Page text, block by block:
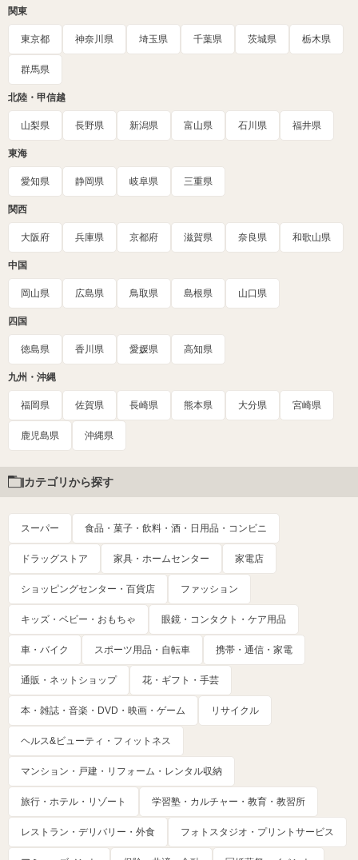
関東
東京都 神奈川県 埼玉県 千葉県 茨城県 栃木県
群馬県
北陸・甲信越
山梨県 長野県 新潟県 富山県 石川県 福井県
東海
愛知県 静岡県 岐阜県 三重県
関西
大阪府 兵庫県 京都府 滋賀県 奈良県 和歌山県
中国
岡山県 広島県 鳥取県 島根県 山口県
四国
徳島県 香川県 愛媛県 高知県
九州・沖縄
福岡県 佐賀県 長崎県 熊本県 大分県 宮崎県
鹿児島県 沖縄県
カテゴリから探す
スーパー 食品・菓子・飲料・酒・日用品・コンビニ
ドラッグストア 家具・ホームセンター 家電店
ショッピングセンター・百貨店 ファッション
キッズ・ベビー・おもちゃ 眼鏡・コンタクト・ケア用品
車・バイク スポーツ用品・自転車 携帯・通信・家電
通販・ネットショップ 花・ギフト・手芸
本・雑誌・音楽・DVD・映画・ゲーム リサイクル
ヘルス&ビューティ・フィットネス
マンション・戸建・リフォーム・レンタル収納
旅行・ホテル・リゾート 学習塾・カルチャー・教育・教習所
レストラン・デリバリー・外食 フォトスタジオ・プリントサービス